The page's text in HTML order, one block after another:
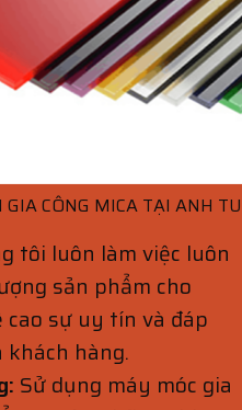
GIA CÔNG MICA TẠI ANH
tôi luôn làm việc luôn
sản phẩm cho
cao sự uy tín và đáp
khách hàng.
Sử dụng máy móc gia